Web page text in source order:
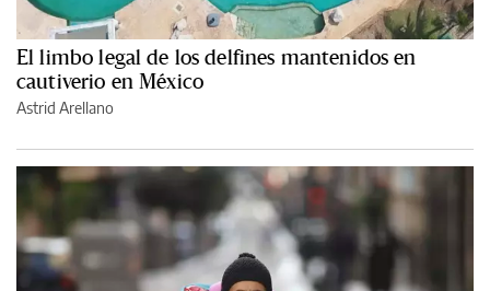
El limbo legal de los delfines mantenidos en
cautiverio en México
Astrid Arellano